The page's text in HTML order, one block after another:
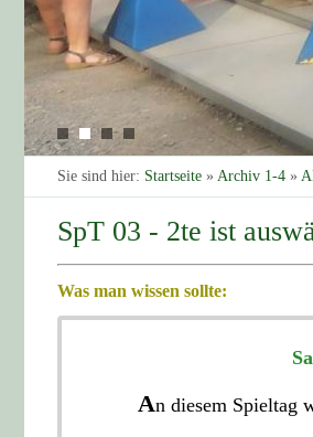
Sie sind hier: Startseite » Archiv 1-4 »
SpT 03 - 2te ist
Was man wissen sollte:
An diesem Spieltag